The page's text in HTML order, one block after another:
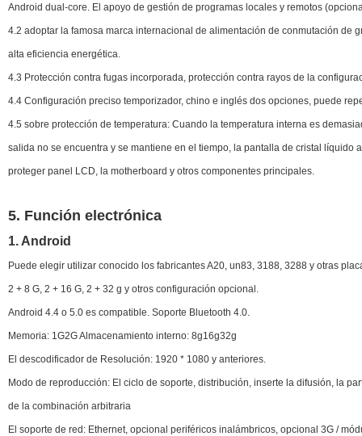
Android dual-core. El apoyo de gestión de programas locales y remotos
4.2 adoptar la famosa marca internacional de alimentación de conmutación de
alta eficiencia energética.
4.3 Protección contra fugas incorporada, protección contra rayos de la
4.4 Configuración preciso temporizador, chino e inglés dos opciones, puede
4.5 sobre protección de temperatura: Cuando la temperatura interna es
salida no se encuentra y se mantiene en el tiempo, la pantalla de cristal
proteger panel LCD, la motherboard y otros componentes principales.
5. Función electrónica
1. Android
Puede elegir utilizar conocido los fabricantes A20, un83, 3188, 3288 y otras
2 + 8 G, 2 + 16 G, 2 + 32 g y otros configuración opcional.
Android 4.4 o 5.0 es compatible. Soporte Bluetooth 4.0.
Memoria: 1G2G Almacenamiento interno: 8g16g32g
El descodificador de Resolución: 1920 * 1080 y anteriores.
Modo de reproducción: El ciclo de soporte, distribución, inserte la difusión, la
de la combinación arbitraria
El soporte de red: Ethernet, opcional periféricos inalámbricos, opcional 3G /